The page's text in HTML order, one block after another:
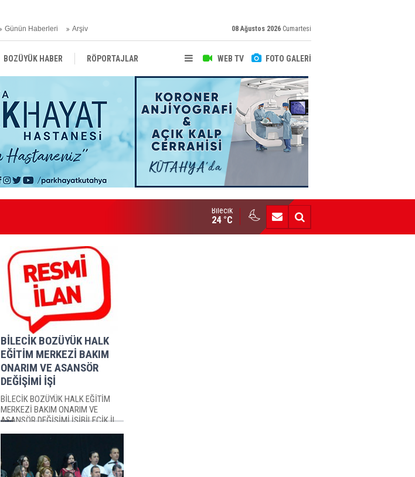
Günün Haberleri Arşiv 08 Ağustos 2026 Cumartesi
WEB TV FOTO GALERİ
BOZÜYÜK HABER RÖPORTAJLAR
Yeni Yazarımız İbrahim Kılınç Gazetemizde
Bilecik
24 °C
BİLECİK BOZÜYÜK HALK
EĞİTİM MERKEZİ BAKIM
ONARIM VE ASANSÖR
DEĞİŞİMİ İŞİ
BİLECİK BOZÜYÜK HALK EĞİTİM
MERKEZİ BAKIM ONARIM VE
ASANSÖR DEĞİŞİMİ İŞİBİLECİK İL
VE İNŞAAT MÜDÜRLÜĞÜBİLECİK...